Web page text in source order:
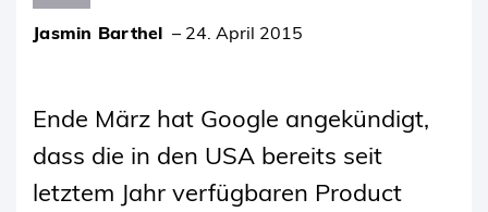
Jasmin Barthel –24. April 2015
Ende März hat Google angekündigt,
dass die in den USA bereits seit
letztem Jahr verfügbaren Product